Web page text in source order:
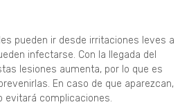
pueden ir desde irritaciones leves a
infectarse. Con la llegada del
lesiones aumenta, por lo que es
En caso de que aparezcan,
evitará complicaciones.